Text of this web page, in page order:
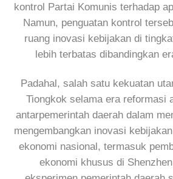
kontrol Partai Komunis terhadap
Namun, penguatan kontrol
ruang inovasi kebijakan di
lebih terbatas dibandingkan
Padahal, salah satu kekuatan
Tiongkok selama era reformasi
antarpemerintah daerah dalam
mengembangkan inovasi
ekonomi nasional, termasuk
ekonomi khusus di